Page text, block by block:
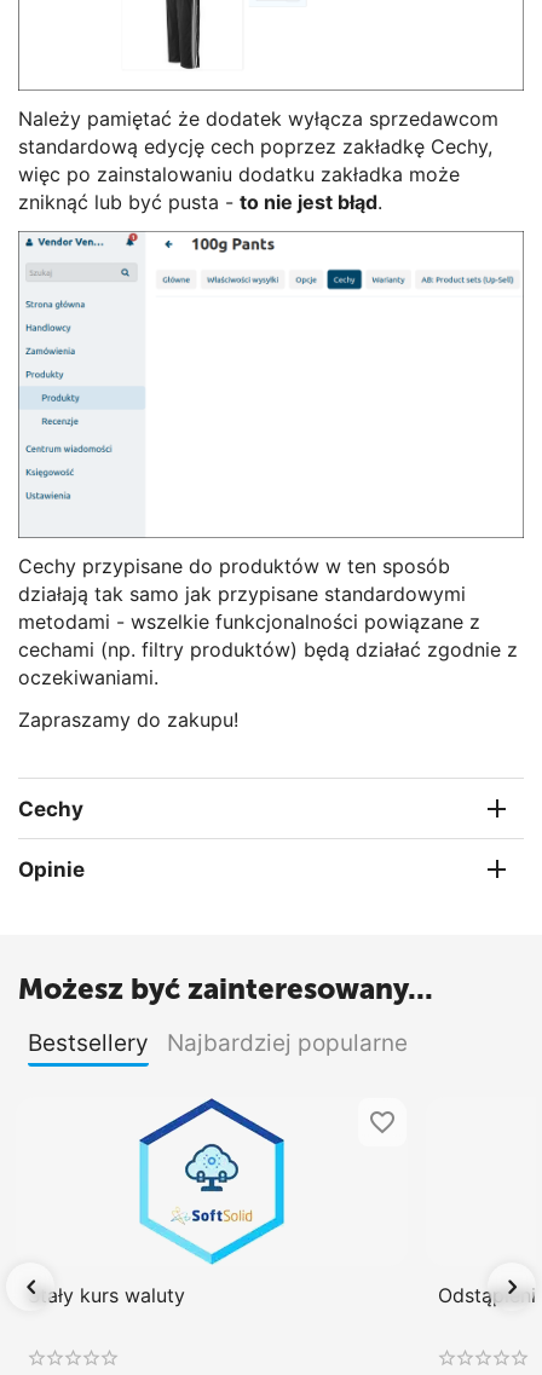
Należy pamiętać że dodatek wyłącza sprzedawcom
standardową edycję cech poprzez zakładkę Cechy,
więc po zainstalowaniu dodatku zakładka może
zniknąć lub być pusta - to nie jest błąd.
Cechy przypisane do produktów w ten sposób
działają tak samo jak przypisane standardowymi
metodami - wszelkie funkcjonalności powiązane z
cechami (np. filtry produktów) będą działać zgodnie z
oczekiwaniami.
Zapraszamy do zakupu!
Cechy
Opinie
Możesz być zainteresowany...
Bestsellery Najbardziej popularne
Stały kurs waluty